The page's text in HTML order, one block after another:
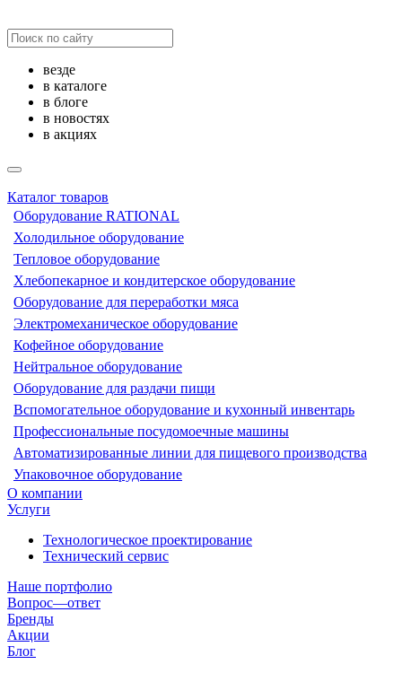
везде
в каталоге
в блоге
в новостях
в акциях
Каталог товаров
Оборудование RATIONAL
Холодильное оборудование
Тепловое оборудование
Хлебопекарное и кондитерское оборудование
Оборудование для переработки мяса
Электромеханическое оборудование
Кофейное оборудование
Нейтральное оборудование
Оборудование для раздачи пищи
Вспомогательное оборудование и кухонный инвентарь
Профессиональные посудомоечные машины
Автоматизированные линии для пищевого производства
Упаковочное оборудование
О компании
Услуги
Технологическое проектирование
Технический сервис
Наше портфолио
Вопрос—ответ
Бренды
Акции
Блог